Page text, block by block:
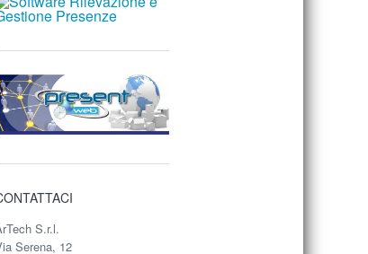
S.r.l.
Serena, 12